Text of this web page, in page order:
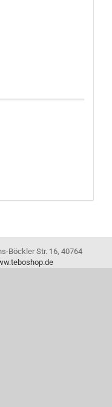
Böckler Str. 16, 40764